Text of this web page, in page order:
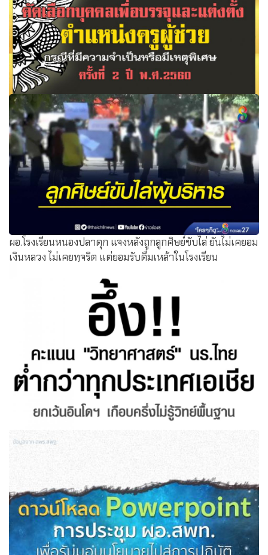
ด่วนที่สุด ที่ ศธ 04009/ว7127 การคัดเลือกบุคคลเพื่อบรรจุฯ
ครูผู้ช่วย กรณีที่มีความจำ...
ผอ.โรงเรียนหนองปลาดุก แจงหลังถูกลูกศิษย์ขับไล่ ยันไม่เคยอม
เงินหลวง ไม่เคยทุจริต แต่ยอมรับดื่มเหล้าในโรงเรียน